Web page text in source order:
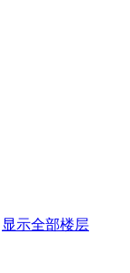
显示全部楼层